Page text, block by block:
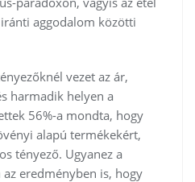
aggodalom közötti
vezet az ár,
harmadik helyen a
56%-a mondta, hogy
alapú termékekért,
tényező. Ugyanez a
eredményben is, hogy